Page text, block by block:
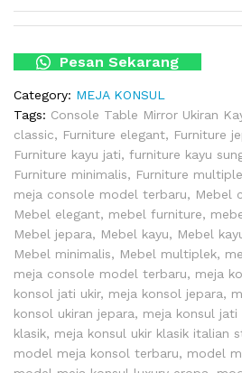
Pesan Sekarang
Category: MEJA KONSUL
Tags: Console Table Mirror Ukiran
classic, Furniture elegant, Furniture
Furniture kayu jati, furniture kayu
Furniture minimalis, Furniture
meja console model terbaru, Mebel
Mebel elegant, mebel furniture,
Mebel jepara, Mebel kayu, Mebel
Mebel minimalis, Mebel multiplek,
meja console model terbaru, meja
konsol jati ukir, meja konsol jepara,
konsol ukiran jepara, meja konsul jati
klasik, meja konsul ukir klasik italian
model meja konsol terbaru, model